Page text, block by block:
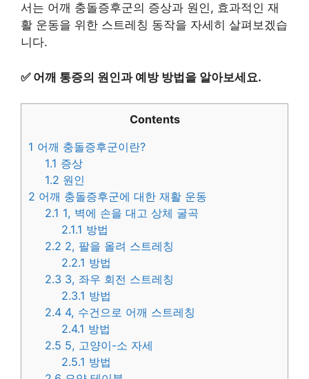
서는 어깨 충돌증후군의 증상과 원인, 효과적인 재
활 운동을 위한 스트레칭 동작을 자세히 살펴보겠습
니다.
✅ 어깨 통증의 원인과 예방 방법을 알아보세요.
Contents
1 어깨 충돌증후군이란?
1.1 증상
1.2 원인
2 어깨 충돌증후군에 대한 재활 운동
2.1 1, 벽에 손을 대고 상체 굴곡
2.1.1 방법
2.2 2, 팔을 올려 스트레칭
2.2.1 방법
2.3 3, 좌우 회전 스트레칭
2.3.1 방법
2.4 4, 수건으로 어깨 스트레칭
2.4.1 방법
2.5 5, 고양이-소 자세
2.5.1 방법